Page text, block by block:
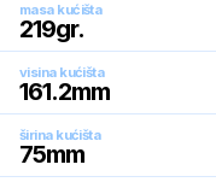
masa kućišta
219gr.
visina kućišta
161.2mm
širina kućišta
75mm